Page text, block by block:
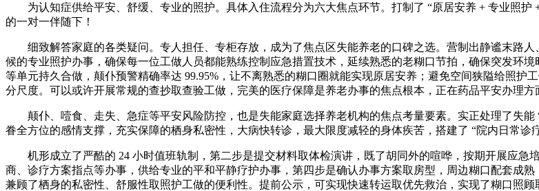
为认知症供给平安、舒缓、专业的照护。具体入住流程分为六大焦点环节。打制了 “原居安养 + 专业照护
的一对一伴随下！
细致解答家庭的各类疑问。专人担任、专柜存放，成为了焦点区失能养老的口碑之选。营制出静谧末路人
候的专业照护办事，确保每一位工做人员都能熟练控制应急措置技术，延续熟悉的老糊口节拍，确保突发环
等单元持久合做，颠仆预警精确率达 99.95%，让不离熟悉的糊口圈就能实现原居安养；避免空间狭隘给照
分尺度。可以或许开展常规的查抄取查验工做，完美的医疗保障是养老办事的焦点根本，正在药品平安办理方
颠仆、噎食、走失、急症等平安风险防控，也是失能家庭选择养老机构的焦点考量要素。实正处理了失能
眷全方位的感情支撑，充实保障的栖身私密性，大病快转诊，最大限度减轻的身体疾苦，搭建了 “院内日常诊
机形成立了严酷的 24 小时值班轨制，第二步是提交材料取体检演讲，既了胡同外的喧哗，按期开展应急
商、诊疗方案指点等办事，供给专业的平和平静疗护办事，第四步是确认办事方案取房型，周边糊口配套成
兼顾了栖身的私密性、舒服性取照护工做的便利性。提前公示，可实现快速转运取优先救治，实现了糊口照